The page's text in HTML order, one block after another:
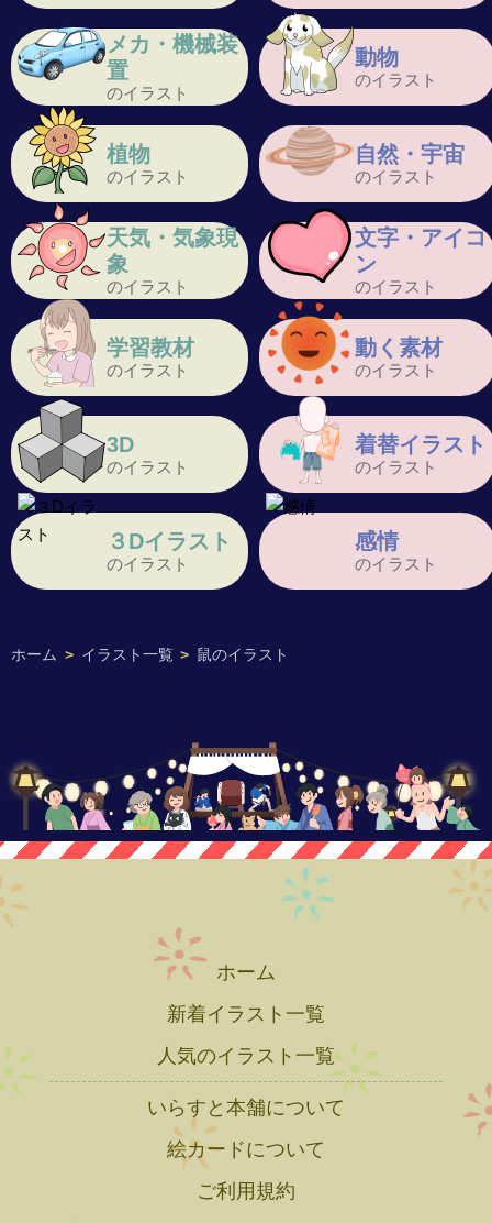
ホーム > イラスト一覧 > 鼠のイラスト
メカ・機械装
置
のイラスト
動物
のイラスト
植物
のイラスト
自然・宇宙
のイラスト
天気・気象現
象
のイラスト
文字・アイコ
ン
のイラスト
学習教材
のイラスト
動く素材
のイラスト
3D
のイラスト
着替イラスト
のイラスト
３Dイラスト
のイラスト
感情
のイラスト
ホーム
新着イラスト一覧
人気のイラスト一覧
いらすと本舗について
絵カードについて
ご利用規約